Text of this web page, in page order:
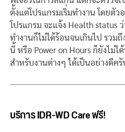
ตั้งแต่โปรแกรมเริ่มทำงาน โดยตั
โปรแกรม จะแจ้ง Health status
ทำงานก็ไม่ได้ร้อนจนเกินไป รวมถึ
นี้ หรือ Power on Hours ก็ยังไม่ไ
สำหรับงานต่างๆ ได้เป็นอย่างดีครั
บริการ IDR-WD Care ฟรี!